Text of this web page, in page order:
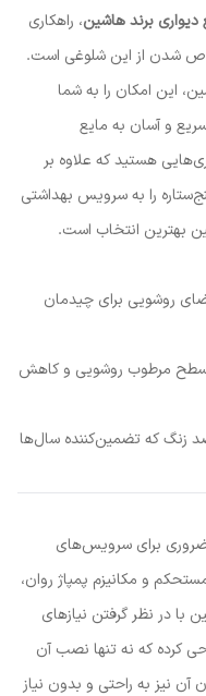
دیواری برند هاشین، راهکاری
شدن از این شلوغی است.
این امکان را به شما
و آسان به مایع
هستید که علاوه بر
را به سرویس بهداشتی
بهترین انتخاب است.
روشویی برای چیدمان
سطح مرطوب روشویی و کاهش
ضد زنگ که تضمین‌کننده سال‌ها
برای سرویس‌های
و مکانیزم پمپاژ روان،
با در نظر گرفتن نیازهای
کرده که نه تنها نصب آن
نیز به راحتی و بدون نیاز